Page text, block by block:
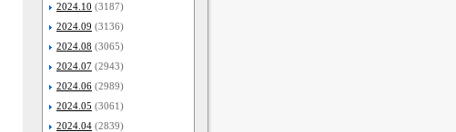
2024.10 (3187)
2024.09 (3136)
2024.08 (3065)
2024.07 (2943)
2024.06 (2989)
2024.05 (3061)
2024.04 (2839)